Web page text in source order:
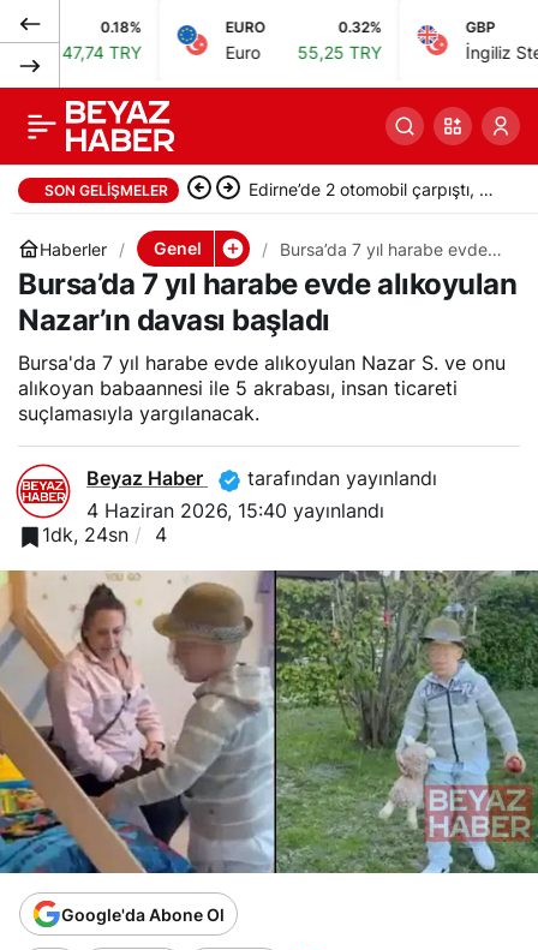
0.18%
TRY
EURO
Euro 55,25 TRY
GBP
İngiliz Sterlini
SON GELIŞMELER Edirne’de 2 otomobil çarpıştı, 9
Haberler Genel
Bursa’da 7 yıl harabe evde
alıkoyulan Nazar’ın davası
başladı
Bursa’da 7 yıl harabe evde alıkoyulan
Nazar’ın davası başladı
Bursa'da 7 yıl harabe evde alıkoyulan Nazar S. ve onu
alıkoyan babaannesi ile 5 akrabası, insan ticareti
suçlamasıyla yargılanacak.
Beyaz Haber
tarafından yayınlandı
4 Haziran 2026, 15:40 yayınlandı
1dk, 24sn
4
Google'da Abone Ol
Mehmet Akif Ersoy
hakkında hazırlanan
iddianame savcılığa
Paylaş